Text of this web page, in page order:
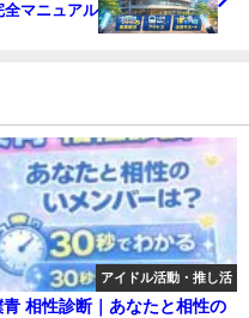
全マニュアル
アイドル活動・推し活
青 相性診断｜あなたと相性の